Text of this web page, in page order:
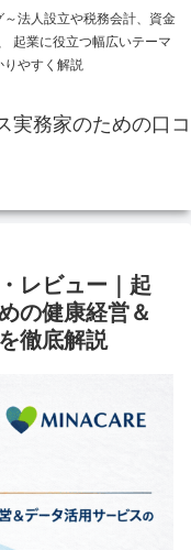
法人設立や税務会計、資金
起業に役立つ幅広いテーマ
りやすく解説
実務家のための口コ
レビュー｜起
の健康経営＆
徹底解説